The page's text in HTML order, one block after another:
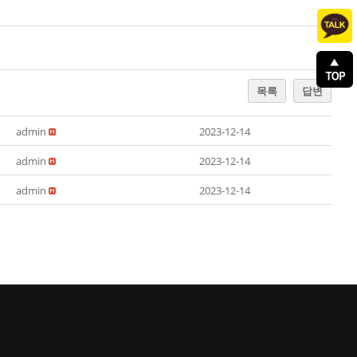
목록 답변
admin 2023-12-14
admin 2023-12-14
admin 2023-12-14